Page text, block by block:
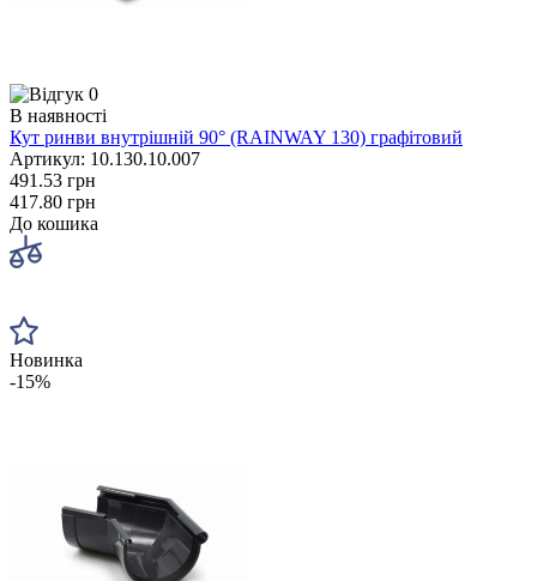
0
В наявності
Кут ринви внутрішній 90° (RAINWAY 130) графітовий
Артикул: 10.130.10.007
491.53 грн
417.80 грн
До кошика
Новинка
-15%